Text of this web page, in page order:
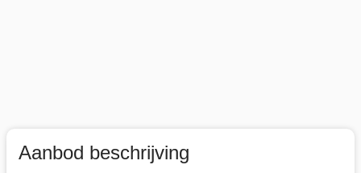
Aanbod beschrijving